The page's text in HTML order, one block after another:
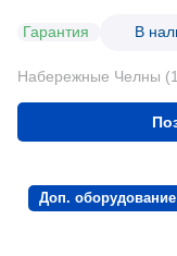
Гарантия В
Набережные Челны
Доп.